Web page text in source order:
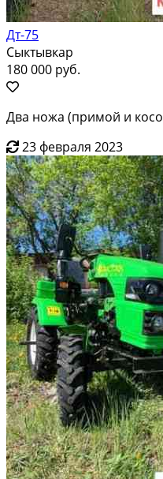
Дт-75
Сыктывкар
180 000 руб.
Два ножа (примой и
23 февраля 2023